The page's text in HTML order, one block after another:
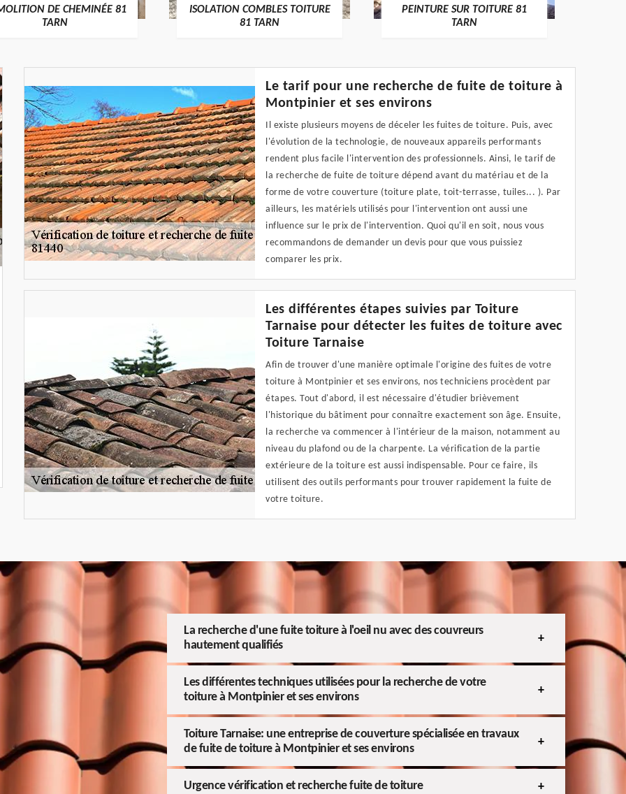
DE CHEMINÉE 81
TARN
ISOLATION COMBLES TOITURE
81 TARN
PEINTURE SUR TOITURE 81
TARN
Le tarif pour une recherche de fuite de toiture à
Montpinier et ses environs
Il existe plusieurs moyens de déceler les fuites de toiture. Puis, avec
l'évolution de la technologie, de nouveaux appareils performants
rendent plus facile l'intervention des professionnels. Ainsi, le tarif de
la recherche de fuite de toiture dépend avant du matériau et de la
forme de votre couverture (toiture plate, toit-terrasse, tuiles... ). Par
ailleurs, les matériels utilisés pour l'intervention ont aussi une
influence sur le prix de l'intervention. Quoi qu'il en soit, nous vous
recommandons de demander un devis pour que vous puissiez
comparer les prix.
Les différentes étapes suivies par Toiture
Tarnaise pour détecter les fuites de toiture avec
Toiture Tarnaise
Afin de trouver d'une manière optimale l'origine des fuites de votre
toiture à Montpinier et ses environs, nos techniciens procèdent par
étapes. Tout d'abord, il est nécessaire d'étudier brièvement
l'historique du bâtiment pour connaître exactement son âge. Ensuite,
la recherche va commencer à l'intérieur de la maison, notamment au
niveau du plafond ou de la charpente. La vérification de la partie
extérieure de la toiture est aussi indispensable. Pour ce faire, ils
utilisent des outils performants pour trouver rapidement la fuite de
votre toiture.
La recherche d'une fuite toiture à l'oeil nu avec des couvreurs
hautement qualifiés
Les différentes techniques utilisées pour la recherche de votre
toiture à Montpinier et ses environs
Toiture Tarnaise: une entreprise de couverture spécialisée en travaux
de fuite de toiture à Montpinier et ses environs
Urgence vérification et recherche fuite de toiture